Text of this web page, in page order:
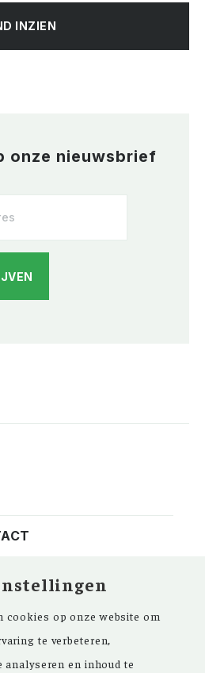
INZIEN
onze nieuwsbrief
cookies op onze website om
te verbeteren,
analyseren en inhoud te